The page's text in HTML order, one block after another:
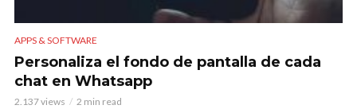
APPS & SOFTWARE
Personaliza el fondo de pantalla de cada
chat en Whatsapp
2.137 views 2 min read